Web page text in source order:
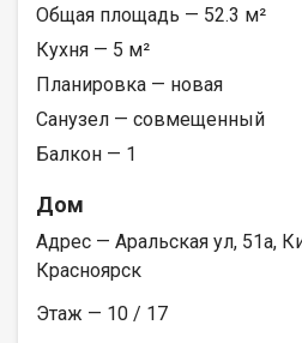
Общая площадь — 52.3 м²
Кухня — 5 м²
Планировка — новая
Санузел — совмещенный
Балкон — 1
Дом
Адрес — Аральская ул, 51а,
Красноярск
Этаж — 10 / 17